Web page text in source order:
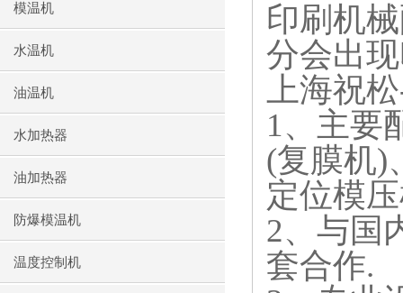
模温机
水温机
油温机
水加热器
油加热器
防爆模温机
温度控制机
印刷机
分会出
上海祝松
1 、主要
(复膜机)
定位模
2、与国
套合作.